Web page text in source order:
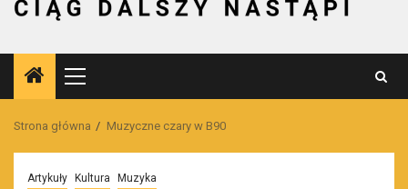
Menu
główne
Strona główna Muzyczne czary w B90
Artykuły Kultura Muzyka